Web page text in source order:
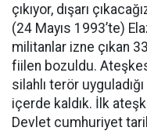
çıkıyor, dışarı
(24 Mayıs 1993’te)
militanlar izne çıkan
fiilen bozuldu.
silahlı terör
içerde kaldık. İlk
Devlet cumhuriyet